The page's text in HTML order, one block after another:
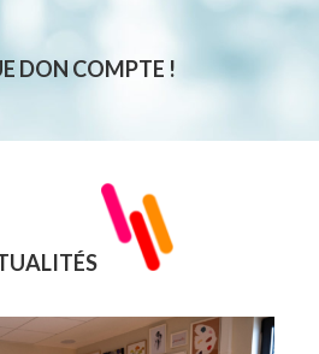
DON COMPTE !